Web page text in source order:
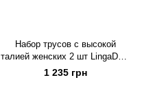
Набор трусов с высокой
талией женских 2 шт LingaDore
1400SW-1, чорний*, S
1 235 грн